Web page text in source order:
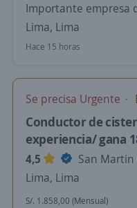
Importante empresa
Lima, Lima
Hace 15 horas
Se precisa Urgente
Conductor de
experiencia/ gana
4,5
San Martin
Lima, Lima
S/. 1.858,00 (Mensual)